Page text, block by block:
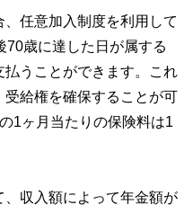
任意加入制度を利用して
70歳に達した日が属する
うことができます。これ
給権を確保することが可
1ヶ月当たりの保険料は1
収入額によって年金額が